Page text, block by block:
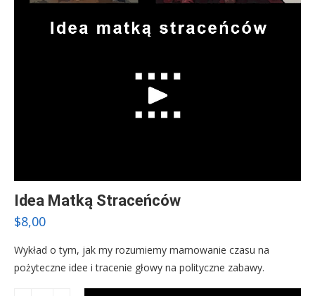
Idea Matką Straceńców
$8,00
Wykład o tym, jak my rozumiemy marnowanie czasu na
pożyteczne idee i tracenie głowy na polityczne zabawy.